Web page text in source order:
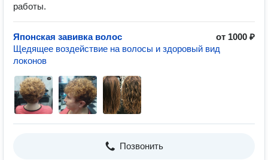
работы.
Японская завивка волос
от 1000 ₽
Щедящее воздействие на волосы и здоровый вид
локонов
Позвонить